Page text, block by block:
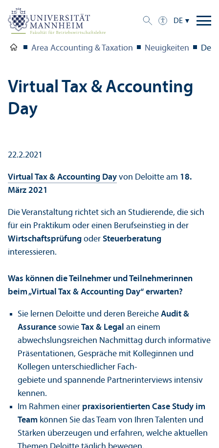
DE
Area Accounting & Taxation Neuigkeiten
Virtual Tax & Accounting
Day
22.2.2021
Virtual Tax & Accounting Day von Deloitte am 18.
März 2021
Die Veranstaltung richtet sich an Studierende, die sich
für ein Praktikum oder einen Berufseinstieg in der
Wirtschafts­prüfung oder Steuer­beratung
interessieren.
Was können die Teilnehmer und Teilnehmerinnen
beim „Virtual Tax & Accounting Day“ erwarten?
Sie lernen Deloitte und deren Bereiche Audit &
Assurance sowie Tax & Legal an einem
abwechslungs­reichen Nachmittag durch informative
Präsentationen, Gespräche mit Kolleginnen und
Kollegen unter­schiedlicher Fach­
gebiete und spannende Partner­interviews intensiv
kennen.
Im Rahmen einer praxis­orientierten Case Study im
Team können Sie das Team von Ihren Talenten und
Stärken überzeugen und erfahren, welche aktuellen